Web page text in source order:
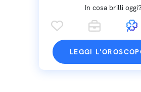
In cosa brilli oggi?
LEGGI